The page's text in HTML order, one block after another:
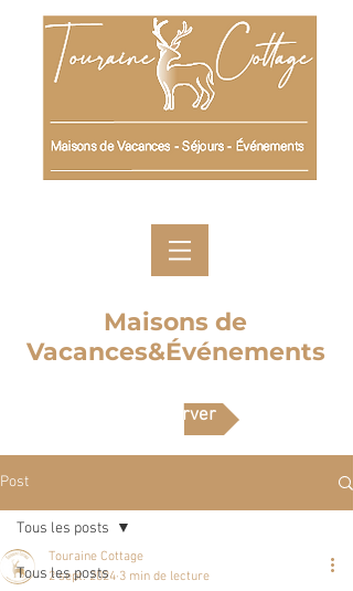
Maisons de
Vacances&Événements
Réserver
Post
Tous les posts
Tous les posts
Touraine Cottage
2 sept. 2024 3 min de lecture